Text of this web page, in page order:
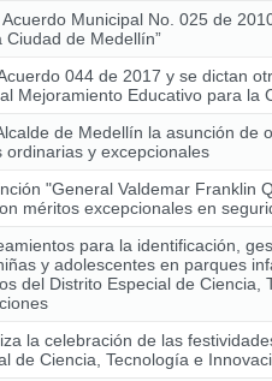
Municipal No. 025 de
de Medellín”
044 de 2017 y se dictan
Mejoramiento Educativo para la
de Medellín la asunción de
y excepcionales
"General Valdemar Franklin
méritos excepcionales en
para la identificación,
y adolescentes en parques
del Distrito Especial de Ciencia,
la celebración de las
de Ciencia, Tecnología e